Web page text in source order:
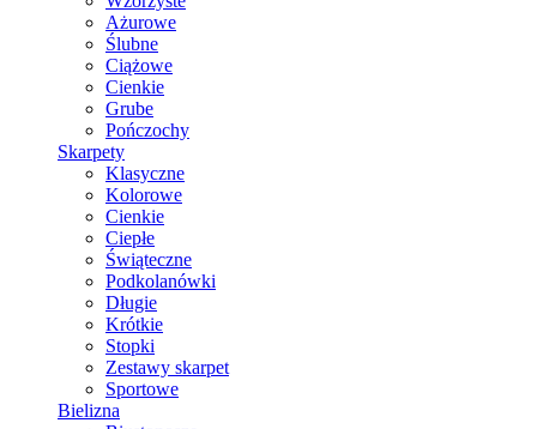
Ażurowe
Ślubne
Ciążowe
Cienkie
Grube
Pończochy
Skarpety
Klasyczne
Kolorowe
Cienkie
Ciepłe
Świąteczne
Podkolanówki
Długie
Krótkie
Stopki
Zestawy skarpet
Sportowe
Bielizna